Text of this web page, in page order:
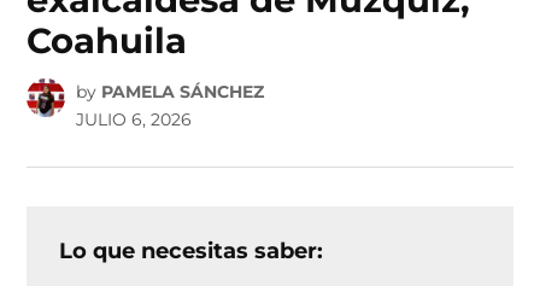
Coahuila
by PAMELA SÁNCHEZ
JULIO 6, 2026
Lo que necesitas saber: